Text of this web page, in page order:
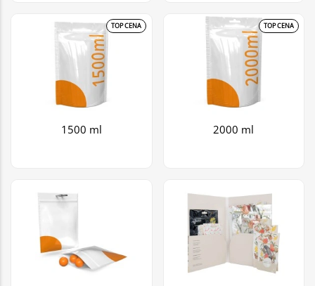
1500 ml
TOP CENA
2000 ml
TOP CENA